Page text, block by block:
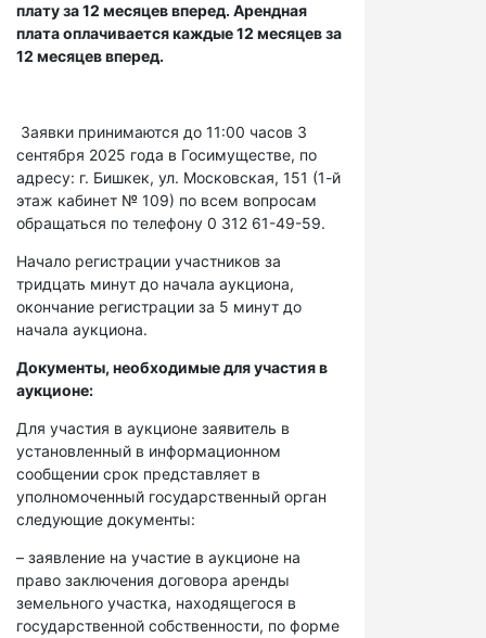
плату за 12 месяцев вперед. Арендная
плата оплачивается каждые 12 месяцев за
12 месяцев вперед.
Заявки принимаются до 11:00 часов 3
сентября 2025 года в Госимуществе, по
адресу: г. Бишкек, ул. Московская, 151 (1-й
этаж кабинет № 109) по всем вопросам
обращаться по телефону 0 312 61-49-59.
Начало регистрации участников за
тридцать минут до начала аукциона,
окончание регистрации за 5 минут до
начала аукциона.
Документы, необходимые для участия в
аукционе:
Для участия в аукционе заявитель в
установленный в информационном
сообщении срок представляет в
уполномоченный государственный орган
следующие документы:
– заявление на участие в аукционе на
право заключения договора аренды
земельного участка, находящегося в
государственной собственности, по форме